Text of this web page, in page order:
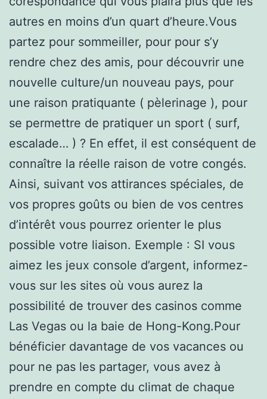
autres en moins d’un quart d’heure.Vous
partez pour sommeiller, pour pour s’y
rendre chez des amis, pour découvrir une
nouvelle culture/un nouveau pays, pour
une raison pratiquante ( pèlerinage ), pour
se permettre de pratiquer un sport ( surf,
escalade… ) ? En effet, il est conséquent de
connaître la réelle raison de votre congés.
Ainsi, suivant vos attirances spéciales, de
vos propres goûts ou bien de vos centres
d’intérêt vous pourrez orienter le plus
possible votre liaison. Exemple : SI vous
aimez les jeux console d’argent, informez-
vous sur les sites où vous aurez la
possibilité de trouver des casinos comme
Las Vegas ou la baie de Hong-Kong.Pour
bénéficier davantage de vos vacances ou
pour ne pas les partager, vous avez à
prendre en compte du climat de chaque